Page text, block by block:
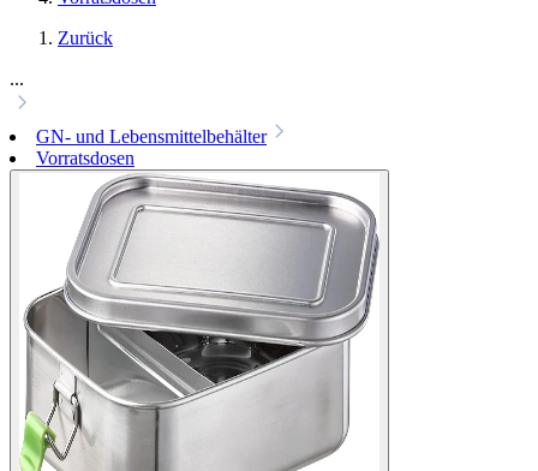
Zurück
...
GN- und Lebensmittelbehälter
Vorratsdosen